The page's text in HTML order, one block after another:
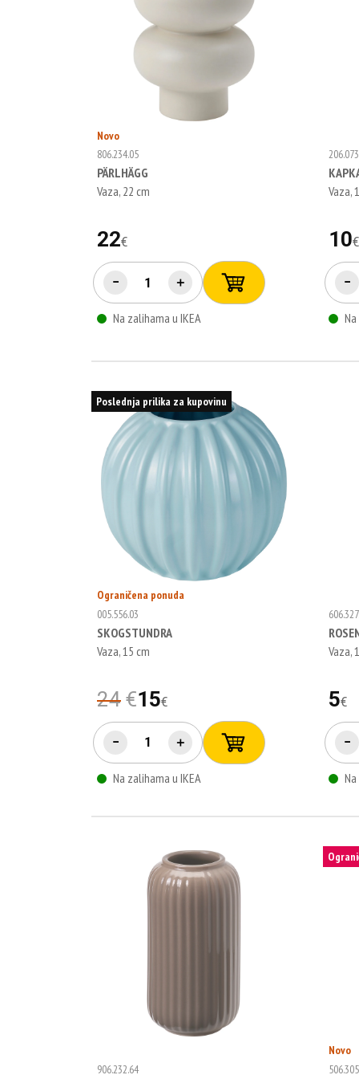
Novo
806.234.05
PÄRLHÄGG
Vaza, 22 cm
22€
− ＋
Na zalihama u IKEA
Vaza,
10€
−
Poslednja prilika za kupovinu
Ograničena ponuda
005.556.03
SKOGSTUNDRA
Vaza, 15 cm
24 €15€
− ＋
Na zalihama u IKEA
Vaza,
5€
−
906.232.64
Novo